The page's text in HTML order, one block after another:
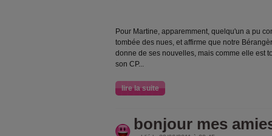
Pour Martine, apparemment, quelqu'un a pu
tombée des nues, et affirme que notre
donne de ses nouvelles, mais comme elle est
son CP...
lire la suite
bonjour mes